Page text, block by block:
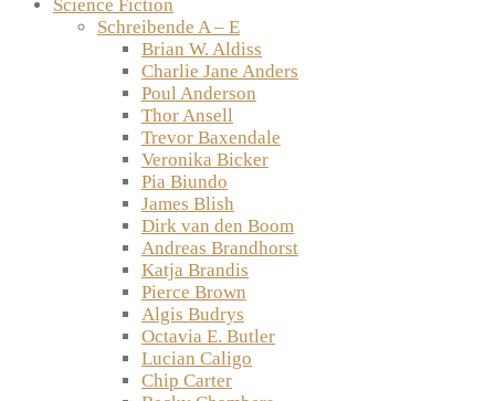
Science Fiction
Schreibende A – E
Brian W. Aldiss
Charlie Jane Anders
Poul Anderson
Thor Ansell
Trevor Baxendale
Veronika Bicker
Pia Biundo
James Blish
Dirk van den Boom
Andreas Brandhorst
Katja Brandis
Pierce Brown
Algis Budrys
Octavia E. Butler
Lucian Caligo
Chip Carter